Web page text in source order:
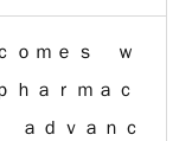
ｏｍｅｓ ｗ
ｈａｒｍａｃ
ａｄｖａｎｃ